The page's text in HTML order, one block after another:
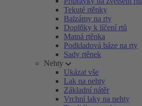
Tekuté rtěnky
Balzámy na rty
Doplňky k líčení rtů
Matná rtěnka
Podkladová báze na rty
Sady rtěnek
Nehty
Ukázat vše
Lak na nehty
Základní nátěr
Vrchní laky na nehty